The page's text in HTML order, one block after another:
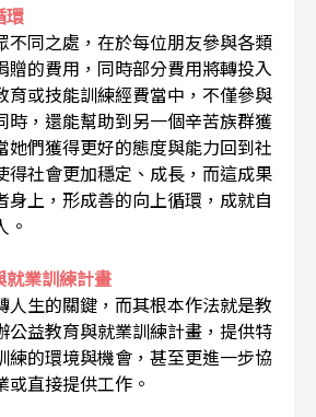
環
不同之處，在於每位朋友參與各類
贈的費用，同時部分費用將轉投入
育或技能訓練經費當中，不僅參與
時，還能幫助到另一個辛苦族群獲
她們獲得更好的態度與能力回到社
得社會更加穩定、成長，而這成果
身上，形成善的向上循環，成就自
。
業訓練計畫
人生的關鍵，而其根本作法就是教
公益教育與就業訓練計畫，提供特
練的環境與機會，甚至更進一步協
直接提供工作。